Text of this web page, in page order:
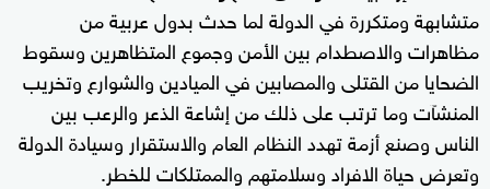
متشابهة ومتكررة في الدولة لما حدث بدول عربية من
مظاهرات والاصطدام بين الأمن وجموع المتظاهرين وسقوط
الضحايا من القتلى والمصابين في الميادين والشوارع وتخريب
المنشآت وما ترتب على ذلك من إشاعة الذعر والرعب بين
الناس وصنع أزمة تهدد النظام العام والاستقرار وسيادة الدولة
وتعرض حياة الافراد وسلامتهم والممتلكات للخطر.